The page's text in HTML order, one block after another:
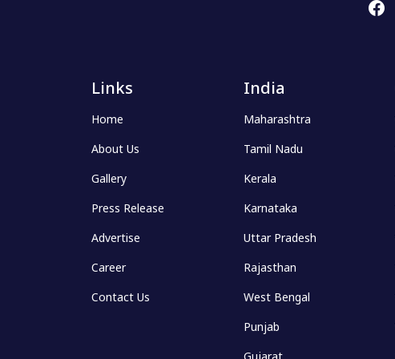
Links
Home
About Us
Gallery
Press Release
Advertise
Career
Contact Us
India
Maharashtra
Tamil Nadu
Kerala
Karnataka
Uttar Pradesh
Rajasthan
West Bengal
Punjab